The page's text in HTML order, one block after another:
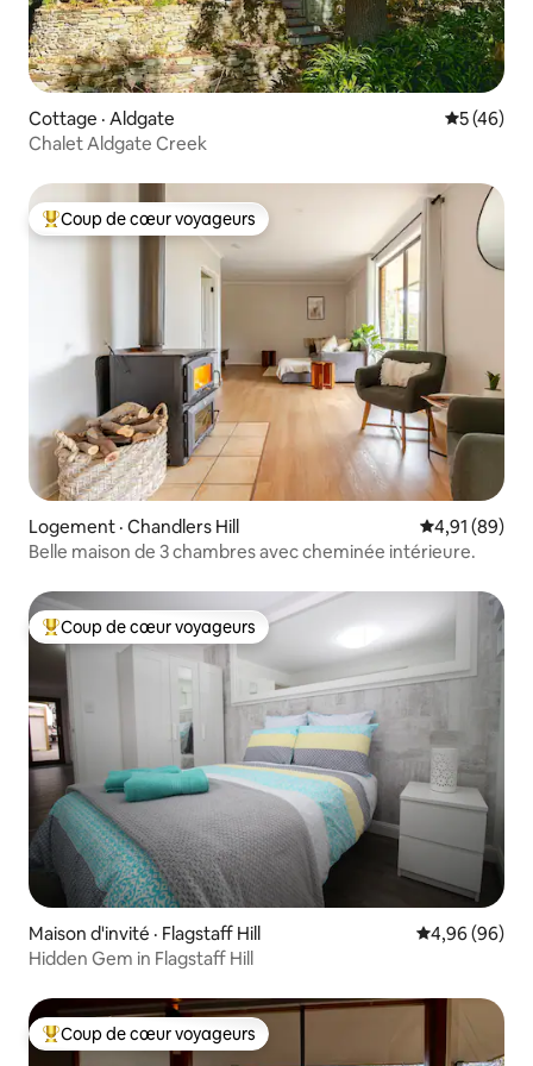
Cottage · Aldgate Note
5 (46)
Chalet Aldgate Creek
Coup de cœur voyageurs parmi les plus aimés
Coup de cœur voyageurs
Logement · Chandlers Hill Note
4,91 (89)
Belle maison de 3 chambres avec cheminée intérieure.
Coup de cœur voyageurs parmi les plus aimés
Coup de cœur voyageurs
Maison d'invité · Flagstaff Hill Note
4,96 (96)
Hidden Gem in Flagstaff Hill
Coup de cœur voyageurs parmi les plus aimés
Coup de cœur voyageurs